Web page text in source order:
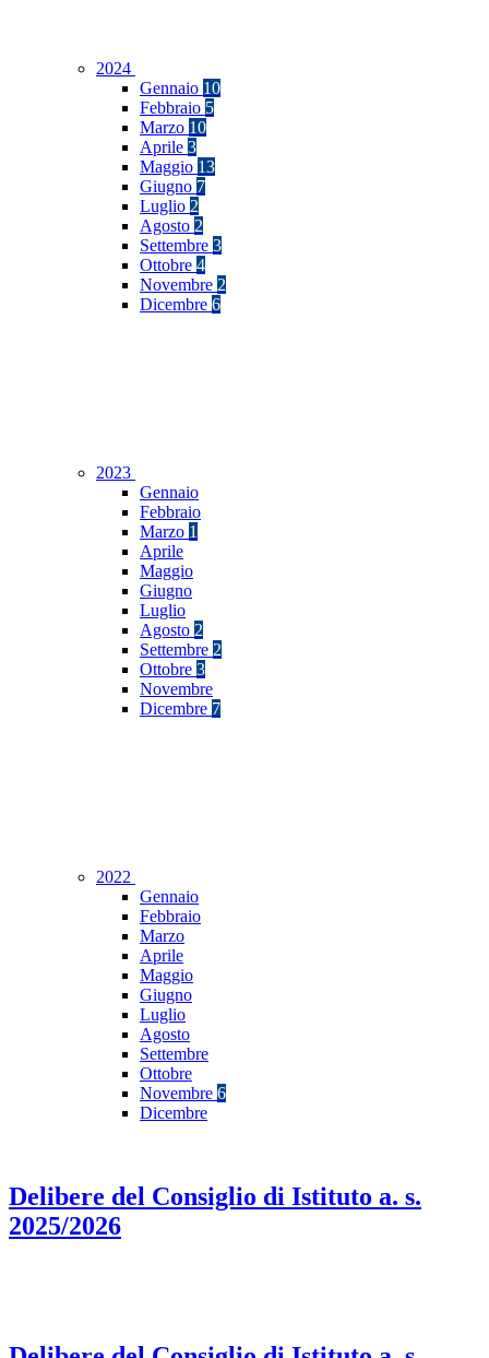
2024
Gennaio 10
Febbraio 5
Marzo 10
Aprile 3
Maggio 13
Giugno 7
Luglio 2
Agosto 2
Settembre 3
Ottobre 4
Novembre 2
Dicembre 6
2023
Gennaio
Febbraio
Marzo 1
Aprile
Maggio
Giugno
Luglio
Agosto 2
Settembre 2
Ottobre 3
Novembre
Dicembre 7
2022
Gennaio
Febbraio
Marzo
Aprile
Maggio
Giugno
Luglio
Agosto
Settembre
Ottobre
Novembre 6
Dicembre
Delibere del Consiglio di Istituto a. s.
2025/2026